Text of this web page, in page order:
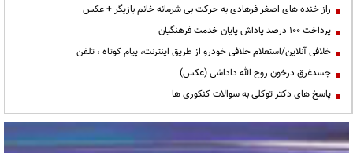
راز خنده های اصغر فرهادی به حرکت بی شرمانه خانم بازیگر + عکس
پرداخت ۱۰۰ درصد پاداش پایان خدمت فرهنگیان
خلافی آنلاین/استعلام خلافی خودرو از طریق اینترنت، پیام کوتاه ، تلفن
جسدغرق درخون روح الله داداشی (عکس)
پاسخ های دکتر توکلی به سوالات کنکوری ها